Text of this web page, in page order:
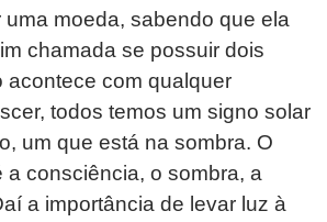
uma moeda, sabendo que ela
chamada se possuir dois
acontece com qualquer
todos temos um signo solar
um que está na sombra. O
a consciência, o sombra, a
a importância de levar luz à